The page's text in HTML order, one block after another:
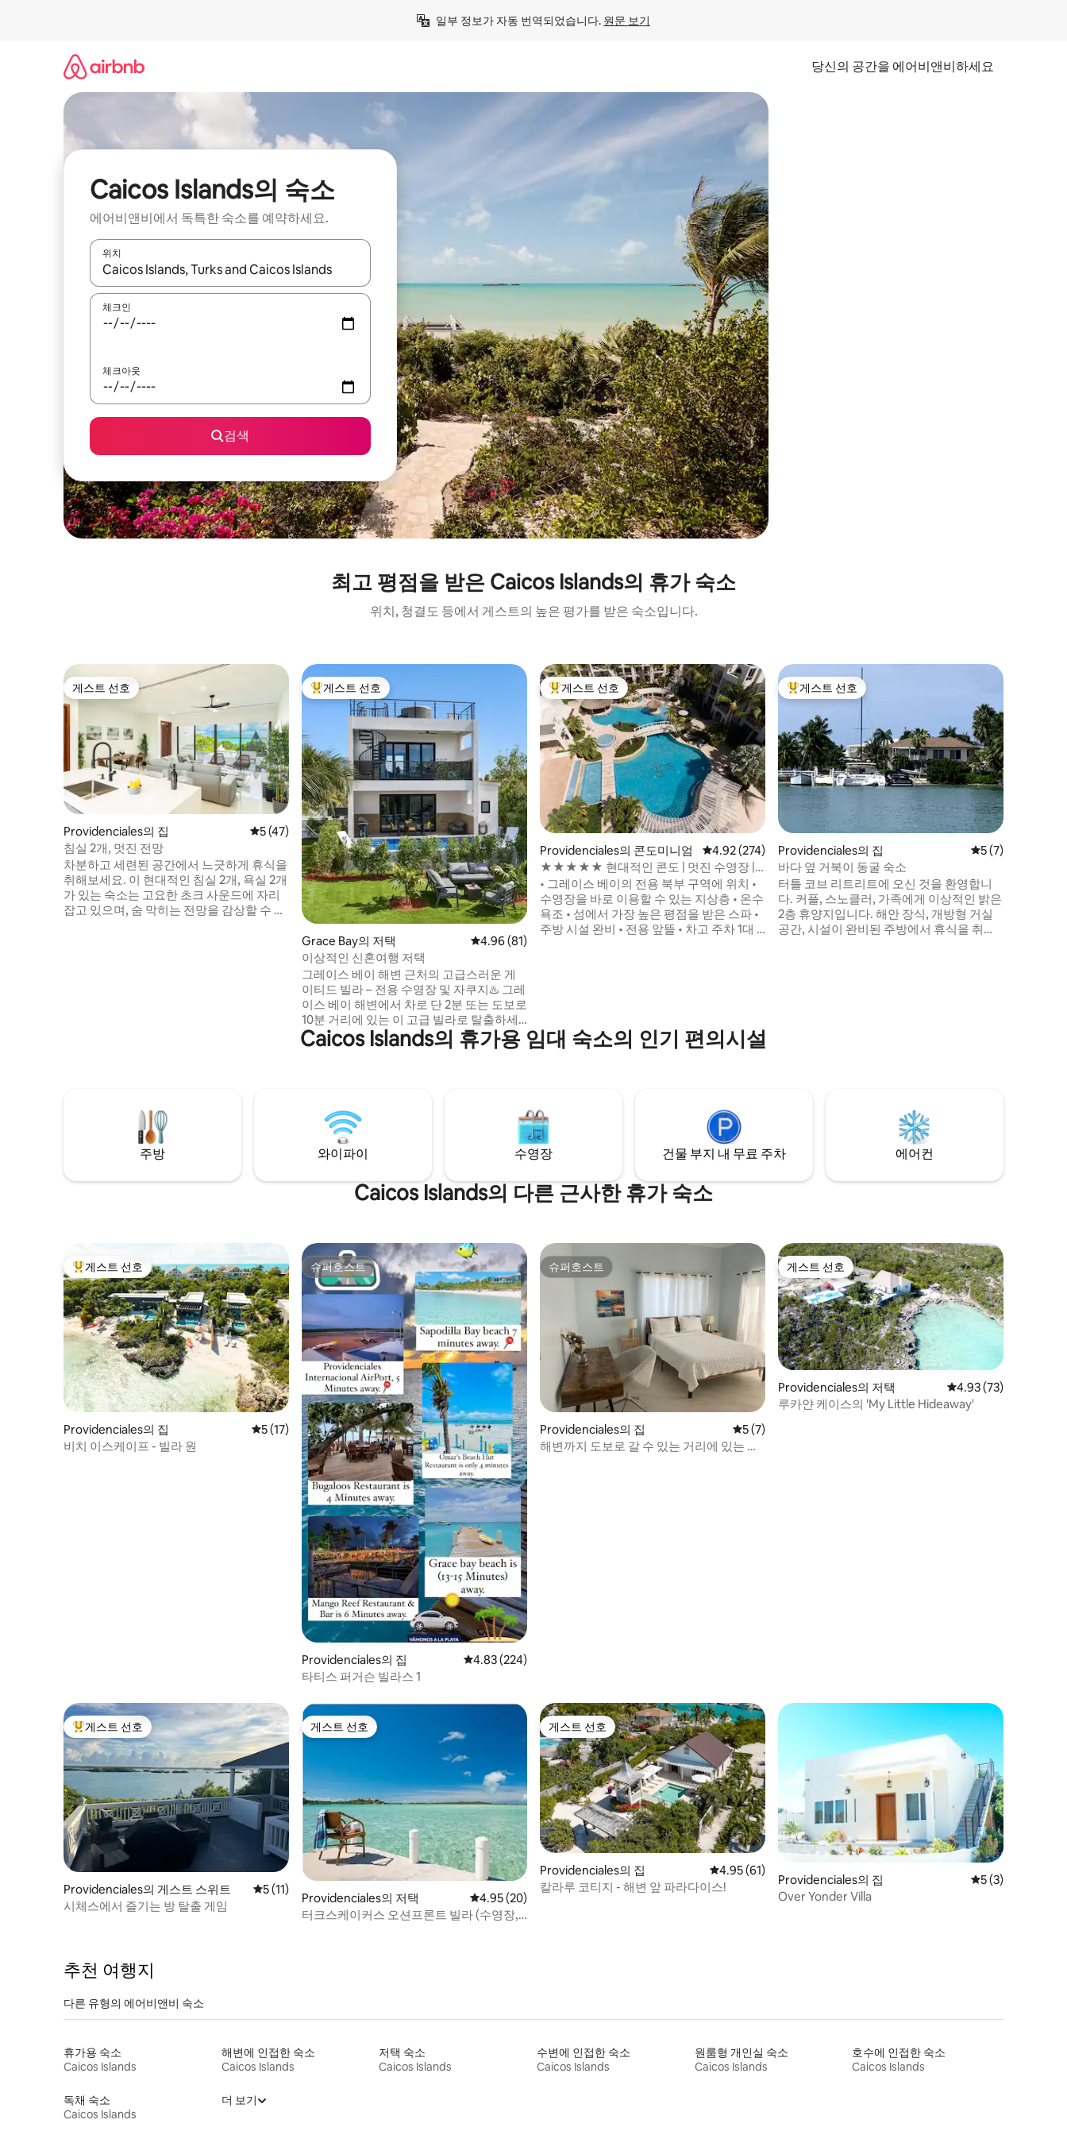
일부 정보가 자동 번역되었습니다. 원문 보기
당신의 공간을 에어비앤비하세요
Caicos Islands의 숙소
에어비앤비에서 독특한 숙소를 예약하세요.
위치
결과가 나오면 위·아래 화살표 키를 사용하거나 터치 또는 스와이프 동작으로 탐색하세요.
체크인
체크아웃
검색
최고 평점을 받은 Caicos Islands의 휴가 숙소
위치, 청결도 등에서 게스트의 높은 평가를 받은 숙소입니다.
게스트 선호
게스트 선호
Providenciales의 집 평점 5점(5점 만점), 후기 47개
5 (47)
침실 2개, 멋진 전망
차분하고 세련된 공간에서 느긋하게 휴식을
취해보세요. 이 현대적인 침실 2개, 욕실 2개
가 있는 숙소는 고요한 초크 사운드에 자리
잡고 있으며, 숨 막히는 전망을 감상할 수 있
상위 게스트 선호
게스트 선호
Grace Bay의 저택 평점 4.96점(5점 만점), 후기 81개
4.96 (81)
이상적인 신혼여행 저택
그레이스 베이 해변 근처의 고급스러운 게
이티드 빌라 – 전용 수영장 및 자쿠지♨️ 그레
이스 베이 해변에서 차로 단 2분 또는 도보로
10분 거리에 있는 이 고급 빌라로 탈출하세
요. 전용 인피니티 풀이나 바다 전망이 있는
옥상 자쿠지에서 휴식을 취해보세요. 빌라
전용 휴양지는 편안함, 스타일, 슈퍼호스트
서비스를 제공합니다. 레스토랑, 쇼핑, 액티
비티에 가깝습니다. 오늘 꿈에 그리던 휴가
를 예약하세요.🌴
상위 게스트 선호
게스트 선호
Providenciales의 콘도미니엄 평점 4.92점(5점 만점), 후기 274개
4.92 (274)
★★★★★ 현대적인 콘도 | 멋진 수영장 |
숙소 내 스파
• 그레이스 베이의 전용 북부 구역에 위치 •
수영장을 바로 이용할 수 있는 지상층 • 온수
욕조 • 섬에서 가장 높은 평점을 받은 스파 •
주방 시설 완비 • 전용 앞뜰 • 차고 주차 1대 •
상위 게스트 선호
게스트 선호
Providenciales의 집 평점 5점(5점 만점
5 (7)
바다 옆 거북이 동굴 숙소
터틀 코브 리트리트에 오신 것을 환영합니
다. 커플, 스노클러, 가족에게 이상적인 밝은
2층 휴양지입니다. 해안 장식, 개방형 거실
공간, 시설이 완비된 주방에서 휴식을 취하
Caicos Islands의 휴가용 임대 숙소의 인기 편의시설
주방 와이파이 수영장 건물 부지 내 무료 주차 에어컨
Caicos Islands의 다른 근사한 휴가 숙소
상위 게스트 선호
게스트 선호
Providenciales의 집 평점 5점(5점 만점), 후기 17개
5 (17)
비치 이스케이프 - 빌라 원
슈퍼호스트
슈퍼호스트
Providenciales의 집 평점 4.83점(5점 만점), 후기 224개
4.83 (224)
타티스 퍼거슨 빌라스 1
슈퍼호스트
슈퍼호스트
Providenciales의 집 평점 5점(5점 만점), 후기 7개
5 (7)
해변까지 도보로 갈 수 있는 거리에 있는 아
게스트 선호
게스트 선호
Providenciales의 저택 평점 4.93점(5점 만점
4.93 (73)
루카얀 케이스의 'My Little Hideaway'
상위 게스트 선호
게스트 선호
Providenciales의 게스트 스위트 평점 5점(5점 만점), 후기 11개
5 (11)
시체스에서 즐기는 방 탈출 게임
게스트 선호
게스트 선호
Providenciales의 저택 평점 4.95점(5점 만점), 후기 20개
4.95 (20)
터크스케이커스 오션프론트 빌라 (수영장,
게스트 선호
게스트 선호
Providenciales의 집 평점 4.95점(5점 만점), 후기 61개
4.95 (61)
칼라루 코티지 - 해변 앞 파라다이스!
Providenciales의 집 평점 5점(5점 만점
5 (3)
Over Yonder Villa
추천 여행지
다른 유형의 에어비앤비 숙소
휴가용 숙소
Caicos Islands
해변에 인접한 숙소
Caicos Islands
저택 숙소
Caicos Islands
수변에 인접한 숙소
Caicos Islands
원룸형 개인실 숙소
Caicos Islands
호수에 인접한 숙소
Caicos Islands
독채 숙소
Caicos Islands
더 보기